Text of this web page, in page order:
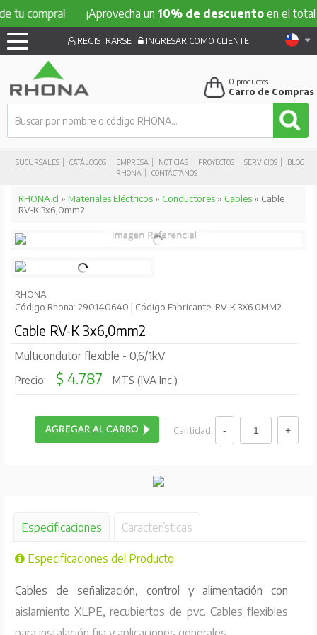
compra! ¡Aprovecha un10% de descuentoen el total
SUCURSALES CATÁLOGOS EMPRESA NOTICIAS PROYECTOS SERVICIOS
BLOG
RHONA
CONTÁCTANOS
REGISTRARSE INGRESAR COMO CLIENTE
0 productos
Carro de Compras
RHONA.cl » Materiales Eléctricos» Conductores» Cables» Cable
RV-K 3x6,0mm2
RHONA
Código Rhona: 290140640 | Código Fabricante: RV-K 3X6.0MM2
Cable RV-K 3x6,0mm2
Multicondutor flexible - 0,6/1kV
Precio: $ 4.787 MTS (IVA Inc.)
Cantidad:
Especificaciones Características
Especificaciones del Producto
Cables de señalización, control y alimentación con
aislamiento XLPE, recubiertos de pvc. Cables flexibles